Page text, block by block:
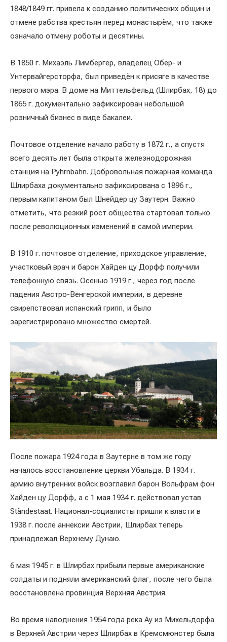
1848/1849 гг. привела к созданию политических общин и
отмене рабства крестьян перед монастырём, что также
означало отмену роботы и десятины.
В 1850 г. Михаэль Лимбергер, владелец Обер- и
Унтервайгерсторфа, был приведён к присяге в качестве
первого мэра. В доме на Миттельфельд (Шлирбах, 18) до
1865 г. документально зафиксирован небольшой
розничный бизнес в виде бакалеи.
Почтовое отделение начало работу в 1872 г., а спустя
всего десять лет была открыта железнодорожная
станция на Pyhrnbahn. Добровольная пожарная команда
Шлирбаха документально зафиксирована с 1896 г.,
первым капитаном был Шнейдер цу Заутерн. Важно
отметить, что резкий рост общества стартовал только
после революционных изменений в самой империи.
В 1910 г. почтовое отделение, приходское управление,
участковый врач и барон Хайден цу Дорфф получили
телефонную связь. Осенью 1919 г., через год после
падения Австро-Венгерской империи, в деревне
свирепствовал испанский грипп, и было
зарегистрировано множество смертей.
После пожара 1924 года в Заутерне в том же году
началось восстановление церкви Убальда. В 1934 г.
армию внутренних войск возглавил барон Вольфрам фон
Хайден цу Дорфф, а с 1 мая 1934 г. действовал устав
Ständestaat. Национал-социалисты пришли к власти в
1938 г. после аннексии Австрии, Шлирбах теперь
принадлежал Верхнему Дунаю.
6 мая 1945 г. в Шлирбах прибыли первые американские
солдаты и подняли американский флаг, после чего была
восстановлена провинция Верхняя Австрия.
Во время наводнения 1954 года река Ау из Михельдорфа
в Верхней Австрии через Шлирбах в Кремсмюнстер была